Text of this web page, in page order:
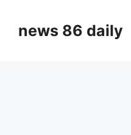
contentnews 86 daily